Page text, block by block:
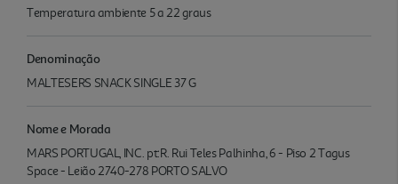
Temperatura ambiente 5 a 22 graus
Denominação
MALTESERS SNACK SINGLE 37 G
Nome e Morada
MARS PORTUGAL, INC. pt:R. Rui Teles Palhinha, 6 - Piso 2 Tagus
Space - Leião 2740-278 PORTO SALVO